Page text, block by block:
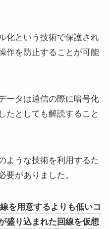
化という技術で保護され
作を防止することが可能
ータは通信の際に暗号化
たとしても解読すること
ような技術を利用するた
要がありました。
を用意するよりも低いコ
盛り込まれた回線を仮想